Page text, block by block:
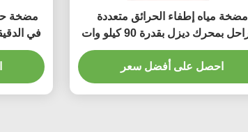
مضخة مياه إطفاء الحرائق متعددة
المراحل بمحرك ديزل بقدرة 90 كيلو وات
XBD-GDL
احصل على أفضل سعر